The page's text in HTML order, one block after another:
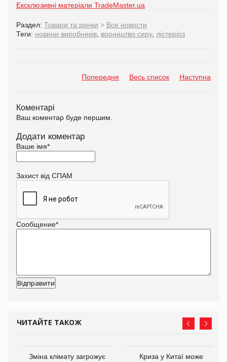
Ексклюзивні матеріали TradeMaster.ua
Раздел: Товари та ринки > Все новости
Теги: новини виробників вроництво сиру, лістеріоз
Попередня Весь список Наступна
Коментарі
Ваш коментар буде першим.
Додати коментар
Ваше імя*
Захист від СПАМ
Сообщение*
ЧИТАЙТЕ ТАКОЖ
Зміна клімату загрожує
Криза у Китаї може